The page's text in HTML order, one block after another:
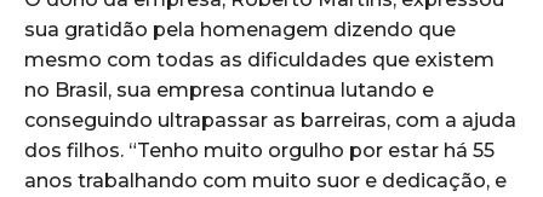
sua gratidão pela homenagem dizendo que
mesmo com todas as dificuldades que existem
no Brasil, sua empresa continua lutando e
conseguindo ultrapassar as barreiras, com a ajuda
dos filhos. “Tenho muito orgulho por estar há 55
anos trabalhando com muito suor e dedicação, e